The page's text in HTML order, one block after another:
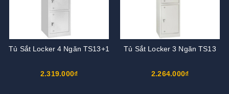
Tủ Sắt Locker 4 Ngăn TS13+1
2.319.000₫
Tủ Sắt Locker 3 Ngăn TS13
2.264.000₫